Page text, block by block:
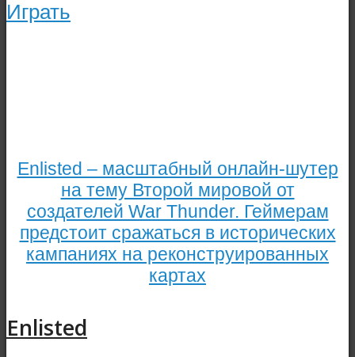
Играть
Enlisted – масштабный онлайн-шутер
на тему Второй мировой от
создателей War Thunder. Геймерам
предстоит сражаться в исторических
кампаниях на реконструированных
картах
Enlisted